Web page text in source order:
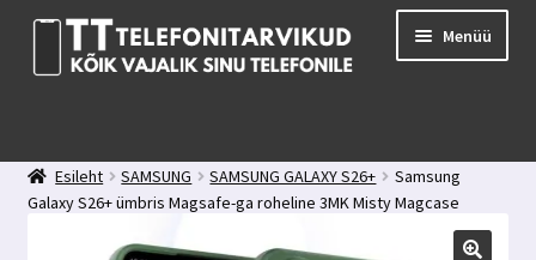
Liigu
navigeerimisele
Liigu
juurde
Menüü
Minu konto
Esileht SAMSUNG SAMSUNG GALAXY S26+
Samsung
Galaxy S26+ ümbris Magsafe-ga roheline 3MK Misty Magcase